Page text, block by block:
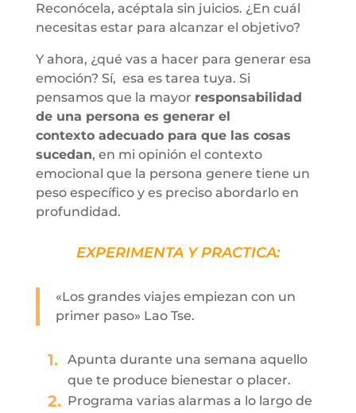
Reconócela, acéptala sin juicios. ¿En cuál
necesitas estar para alcanzar el objetivo?
Y ahora, ¿qué vas a hacer para generar esa
emoción? Sí, esa es tarea tuya. Si
pensamos que la mayor responsabilidad
de una persona es generar el
contexto adecuadopara que las cosas
sucedan, en mi opinión el contexto
emocional que la persona genere tiene un
peso específico y es preciso abordarlo en
profundidad.
EXPERIMENTA Y PRACTICA:
«Los grandes viajes empiezan con un
primer paso» Lao Tse.
Apunta durante una semana aquello
que te produce bienestar o placer.
Programa varias alarmas a lo largo de